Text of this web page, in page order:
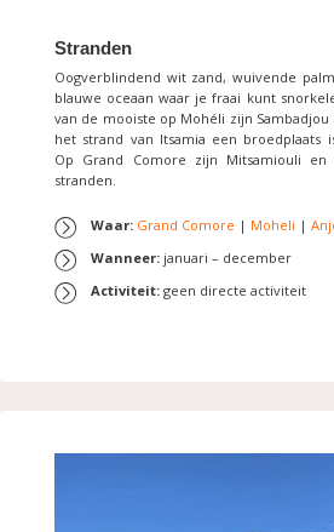
Stranden
Oogverblindend wit zand, wuivende
blauwe oceaan waar je fraai kunt
van de mooiste op Mohéli zijn
het strand van Itsamia een broedplaats
Op Grand Comore zijn Mitsamiouli en
stranden.
Waar: Grand Comore | Moheli |
Wanneer: januari – december
Activiteit: geen directe activiteit